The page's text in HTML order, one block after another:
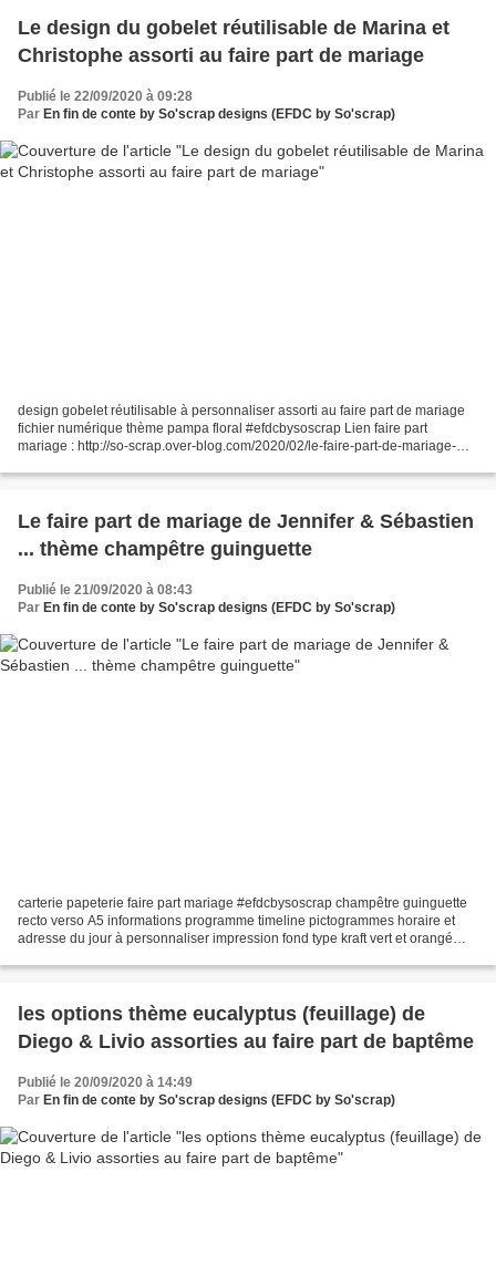
Le design du gobelet réutilisable de Marina et
Christophe assorti au faire part de mariage
Publié le 22/09/2020 à 09:28
Par En fin de conte by So'scrap designs (EFDC by So'scrap)
design gobelet réutilisable à personnaliser assorti au faire part de mariage
fichier numérique thème pampa floral #efdcbysoscrap Lien faire part
mariage : http://so-scrap.over-blog.com/2020/02/le-faire-part-de-mariage-
Le faire part de mariage de Jennifer & Sébastien
... thème champêtre guinguette
Publié le 21/09/2020 à 08:43
Par En fin de conte by So'scrap designs (EFDC by So'scrap)
carterie papeterie faire part mariage #efdcbysoscrap champêtre guinguette
recto verso A5 informations programme timeline pictogrammes horaire et
adresse du jour à personnaliser impression fond type kraft vert et orangé
les options thème eucalyptus (feuillage) de
Diego & Livio assorties au faire part de baptême
Publié le 20/09/2020 à 14:49
Par En fin de conte by So'scrap designs (EFDC by So'scrap)